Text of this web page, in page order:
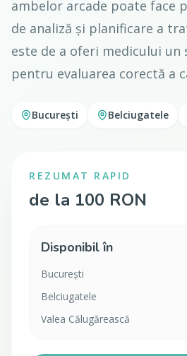
ambelor arcade poate face
de analiză și planificare a
este de a oferi medicului
pentru evaluarea corectă a
București Belciugatele
REZUMAT RAPID
de la 100 RON
Disponibil în
București
Belciugatele
Valea Călugărească